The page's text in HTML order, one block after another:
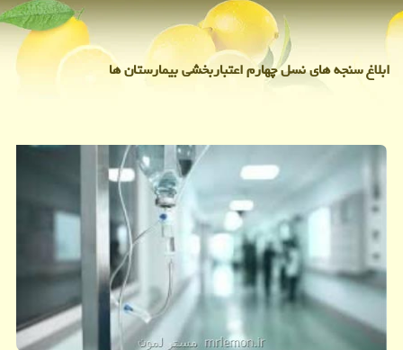
ابلاغ سنجه های نسل چهارم اعتباربخشی بیمارستان ها